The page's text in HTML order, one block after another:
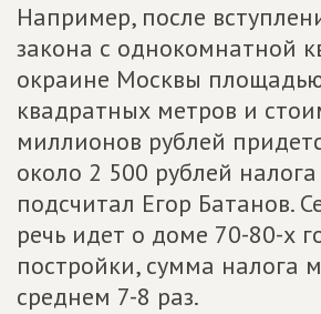
Например, после
закона с однокомнатной
окраине Москвы
квадратных метров и
миллионов рублей
около 2 500 рублей налога
подсчитал Егор Батанов.
речь идет о доме 70-80-х
постройки, сумма налога
среднем 7-8 раз.